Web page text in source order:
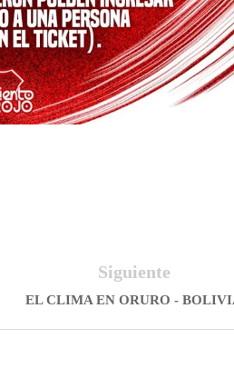
Siguiente
EL CLIMA EN ORURO -